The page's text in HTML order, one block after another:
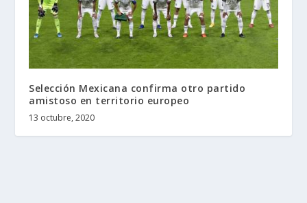
Selección Mexicana confirma otro partido
amistoso en territorio europeo
13 octubre, 2020